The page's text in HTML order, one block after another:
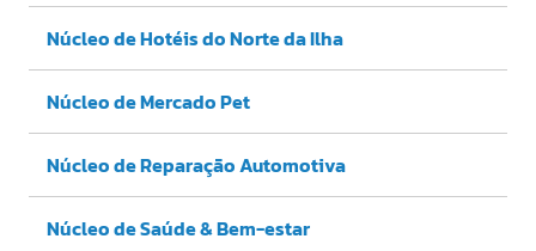
Núcleo de Hotéis do Norte da Ilha
Núcleo de Mercado Pet
Núcleo de Reparação Automotiva
Núcleo de Saúde & Bem-estar